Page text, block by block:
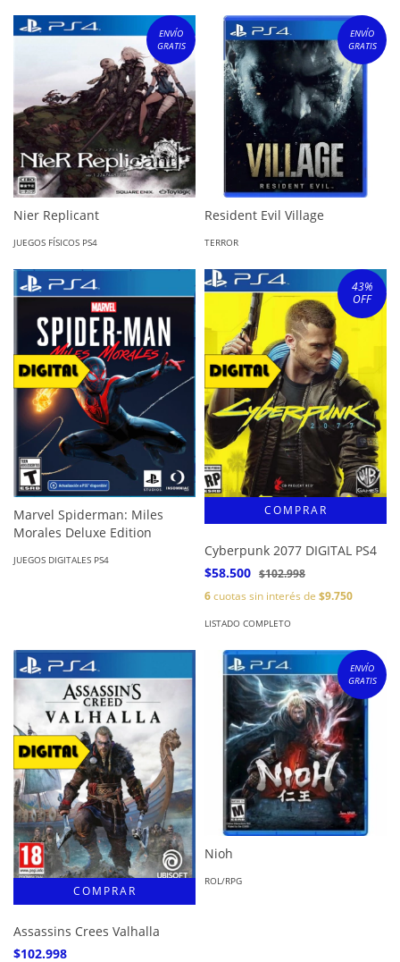
ENVÍO
GRATIS
Nier Replicant
JUEGOS FÍSICOS PS4
ENVÍO
GRATIS
Resident Evil Village
TERROR
Marvel Spiderman: Miles
Morales Deluxe Edition
JUEGOS DIGITALES PS4
43%
OFF
Cyberpunk 2077 DIGITAL PS4
$58.500 $102.998
6cuotas sin interés de $9.750
LISTADO COMPLETO
Assassins Crees Valhalla
$102.998
ENVÍO
GRATIS
Nioh
ROL/RPG